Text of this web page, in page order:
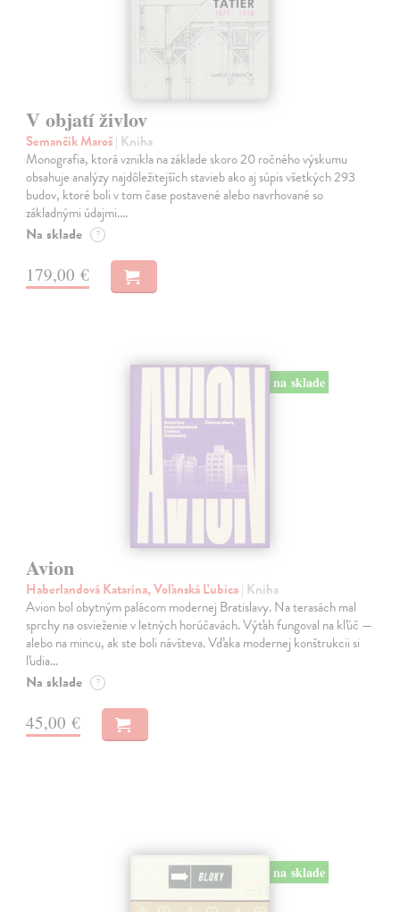
V objatí živlov
Semančík Maroš| Kniha
Monografia, ktorá vznikla na základe skoro 20 ročného výskumu
obsahuje analýzy najdôležitejších stavieb ako aj súpis všetkých 293
budov, ktoré boli v tom čase postavené alebo navrhované so
základnými údajmi.…
Na sklade ?
179,00 €
na sklade
Avion
Haberlandová Katarína, Voľanská Ľubica| Kniha
Avion bol obytným palácom modernej Bratislavy. Na terasách mal
sprchy na osvieženie v letných horúčavách. Výťah fungoval na kľúč —
alebo na mincu, ak ste boli návšteva. Vďaka modernej konštrukcii si
ľudia…
Na sklade ?
45,00 €
na sklade